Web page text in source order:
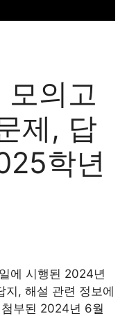
의고
제, 답
학년
에 시행된 2024년
지, 해설 관련 정보에
부된 2024년 6월